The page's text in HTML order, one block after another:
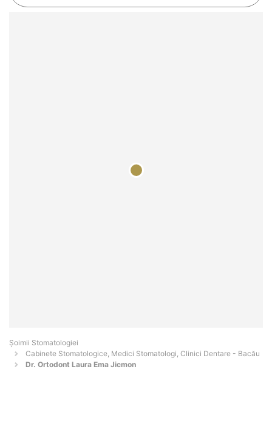
Șoimii Stomatologiei
Cabinete Stomatologice, Medici Stomatologi, Clinici Dentare - Bacău
Dr. Ortodont Laura Ema Jicmon